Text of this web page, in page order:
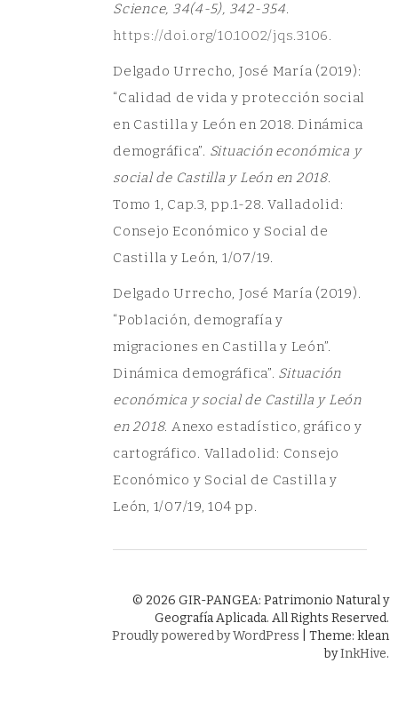
Science, 34(4-5), 342-354.
https://doi.org/10.1002/jqs.3106.
Delgado Urrecho, José María (2019):
“Calidad de vida y protección social
en Castilla y León en 2018. Dinámica
demográfica”. Situación económica y
social de Castilla y León en 2018.
Tomo 1, Cap.3, pp.1-28. Valladolid:
Consejo Económico y Social de
Castilla y León, 1/07/19.
Delgado Urrecho, José María (2019).
“Población, demografía y
migraciones en Castilla y León”.
Dinámica demográfica”. Situación
económica y social de Castilla y León
en 2018. Anexo estadístico, gráfico y
cartográfico. Valladolid: Consejo
Económico y Social de Castilla y
León, 1/07/19, 104 pp.
© 2026 GIR-PANGEA: Patrimonio Natural y
Geografía Aplicada. All Rights Reserved.
Proudly powered by WordPress
Theme: klean
byInkHive.